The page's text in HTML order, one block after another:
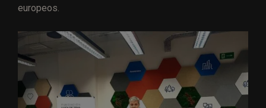
europeos.